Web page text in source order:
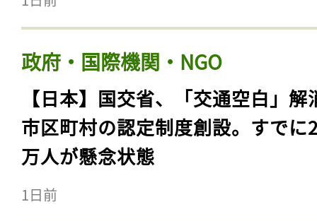
政府・国際機関・NGO
【日本】国交省、「交通空白」解
市区町村の認定制度創設。すでに
万人が懸念状態
1日前